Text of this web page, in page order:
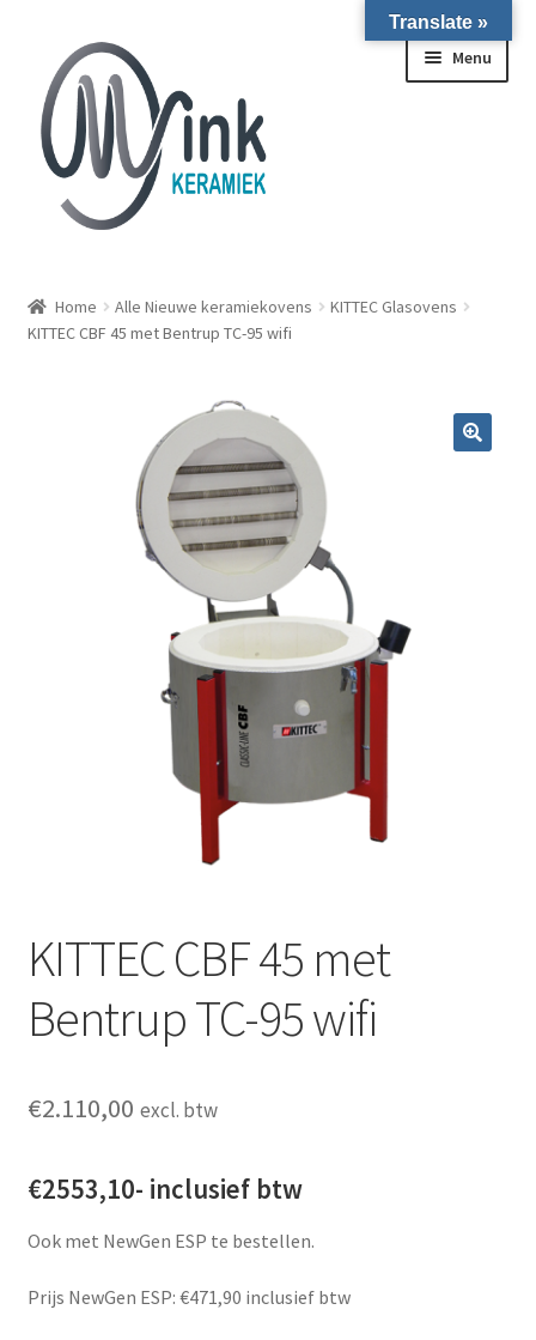
Ga door naar navigatie
Ga naar de inhoud
Menu
WIERINGERWERF
Home Alle Nieuwe keramiekovens
KITTEC Glasovens
KITTEC CBF 45 met Bentrup TC-95 wifi
KITTEC CBF 45 met
Bentrup TC-95 wifi
€2.110,00 excl. btw
€2553,10- inclusief btw
Ook met NewGen ESP te bestellen.
Prijs NewGen ESP: €471,90 inclusief btw
Translate »